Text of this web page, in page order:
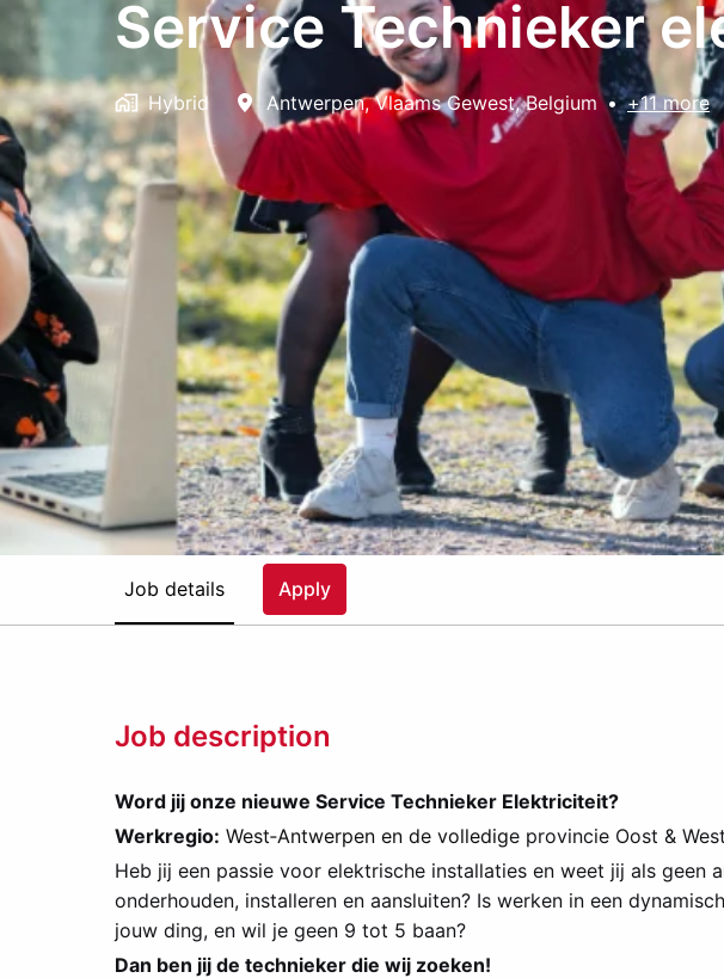
Service Technieker
Hybrid Antwerpen, Vlaams Gewest, Belgium • +11 more
Job details Apply
Job description
Word jij onze nieuwe Service Technieker Elektriciteit?
Werkregio: West‑Antwerpen en de volledige provincie Oost &
Heb jij een passie voor elektrische installaties en weet jij als geen
onderhouden, installeren en aansluiten? Is werken in een
jouw ding, en wil je geen 9 tot 5 baan?
Dan ben jij de technieker die wij zoeken!